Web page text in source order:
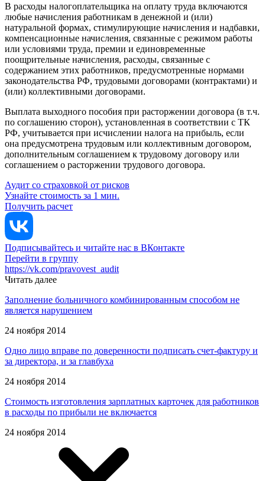
В расходы налогоплательщика на оплату труда включаются
любые начисления работникам в денежной и (или)
натуральной формах, стимулирующие начисления и надбавки,
компенсационные начисления, связанные с режимом работы
или условиями труда, премии и единовременные
поощрительные начисления, расходы, связанные с
содержанием этих работников, предусмотренные нормами
законодательства РФ, трудовыми договорами (контрактами) и
(или) коллективными договорами.
Выплата выходного пособия при расторжении договора (в т.ч.
по соглашению сторон), установленная в соответствии с ТК
РФ, учитывается при исчислении налога на прибыль, если
она предусмотрена трудовым или коллективным договором,
дополнительным соглашением к трудовому договору или
соглашением о расторжении трудового договора.
Аудит со страховкой от рисков
Узнайте стоимость за 1 мин.
Получить расчет
Подписывайтесь и читайте нас в ВКонтакте
Перейти в группу
https://vk.com/pravovest_audit
Читать далее
Заполнение больничного комбинированным способом не
является нарушением
24 ноября 2014
Одно лицо вправе по доверенности подписать счет-фактуру и
за директора, и за главбуха
24 ноября 2014
Стоимость изготовления зарплатных карточек для работников
в расходы по прибыли не включается
24 ноября 2014